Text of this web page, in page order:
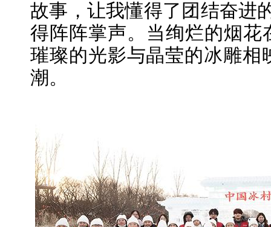
故事，让我懂得了团结奋进
得阵阵掌声。当绚烂的烟花
璀璨的光影与晶莹的冰雕相
潮。